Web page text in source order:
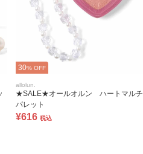
30% OFF
allolun.
★SALE★オールオルン ハートマルチ
パレット
¥616 税込